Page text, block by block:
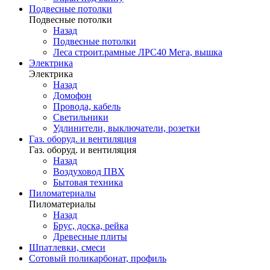
Подвесные потолки
Подвесные потолки
Назад
Подвесные потолки
Леса строит.рамные ЛРС40 Мега, вышка
Электрика
Электрика
Назад
Домофон
Провода, кабель
Светильники
Удлинители, выключатели, розетки
Газ. оборуд. и вентиляция
Газ. оборуд. и вентиляция
Назад
Воздуховод ПВХ
Бытовая техника
Пиломатериалы
Пиломатериалы
Назад
Брус, доска, рейка
Древесные плиты
Шпатлевки, смеси
Сотовый поликарбонат, профиль